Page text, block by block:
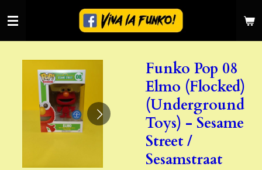
direct
naar
hoofdinhoud
Funko Pop 08
Elmo (Flocked)
(Underground
Toys) - Sesame
Street /
Sesamstraat